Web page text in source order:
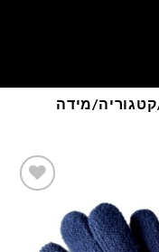
מידה